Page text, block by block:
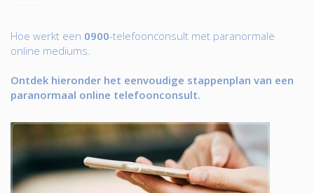
Hoe werkt een 0900-telefoonconsult met paranormale
online mediums.
Ontdek hieronder het eenvoudige stappenplan van een
paranormaal online telefoonconsult.